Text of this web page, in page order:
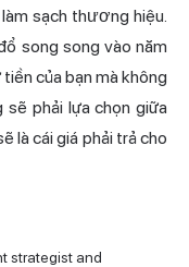
sạch thương hiệu.
song song vào năm
của bạn mà không
sẽ phải lựa chọn giữa
là cái giá phải trả cho
strategist and